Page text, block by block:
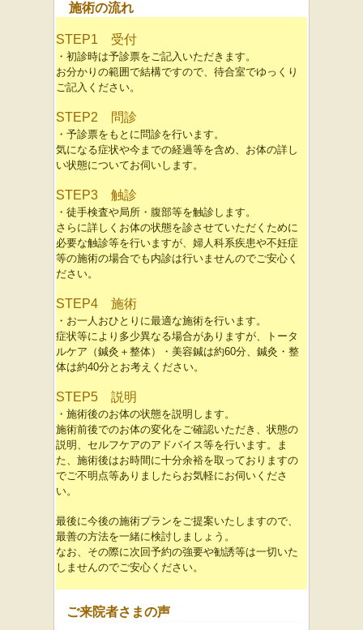
施術の流れ
STEP1 受付
・初診時は予診票をご記入いただきます。
お分かりの範囲で結構ですので、待合室でゆっくり
ご記入ください。
STEP2 問診
・予診票をもとに問診を行います。
気になる症状や今までの経過等を含め、お体の詳し
い状態についてお伺いします。
STEP3 触診
・徒手検査や局所・腹部等を触診します。
さらに詳しくお体の状態を診させていただくために
必要な触診等を行いますが、 婦人科系疾患や不妊症
等の施術の場合でも内診は行いませんのでご安心く
ださい。
STEP4 施術
・お一人おひとりに最適な施術を行います。
症状等により多少異なる場合がありますが、トータ
ルケア（鍼灸＋整体）・美容鍼は約60分、鍼灸・整
体は約40分とお考えください。
STEP5 説明
・施術後のお体の状態を説明します。
施術前後でのお体の変化をご確認いただき、状態の
説明、セルフケアのアドバイス等を行います。ま
た、 施術後はお時間に十分余裕を取っておりますの
でご不明点等ありましたらお気軽にお伺いくださ
い。
最後に今後の施術プランをご提案いたしますので、
最善の方法を一緒に検討しましょう。
なお、その際に次回予約の強要や勧誘等は一切いた
しませんのでご安心ください。
ご来院者さまの声